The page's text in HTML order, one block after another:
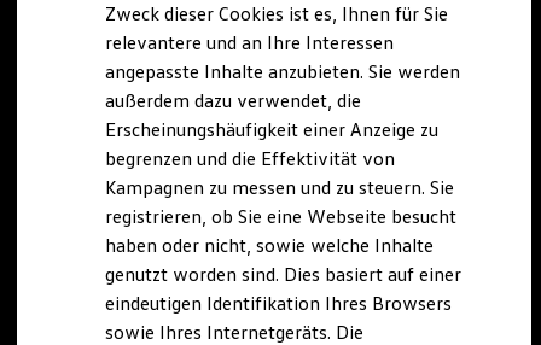
Kaufoptionen
E-Auto-Förderung
Software und Konnektivität
Die ID. Software 6
ID. Software Versionen und Updates
Digitale Extras
Schnittstellen zu Ihrem ID.
Hybridautos
Marke und Erlebnis
Volkswagen R und R Experience
R-Modelle
R Experience
Driving Experience
Volkswagen entdecken
Werkbesichtigung
Zweck dieser Cookies ist es, Ihnen für Sie
relevantere und an Ihre Interessen
angepasste Inhalte anzubieten. Sie werden
außerdem dazu verwendet, die
Erscheinungshäufigkeit einer Anzeige zu
begrenzen und die Effektivität von
Kampagnen zu messen und zu steuern. Sie
registrieren, ob Sie eine Webseite besucht
haben oder nicht, sowie welche Inhalte
genutzt worden sind. Dies basiert auf einer
eindeutigen Identifikation Ihres Browsers
sowie Ihres Internetgeräts. Die